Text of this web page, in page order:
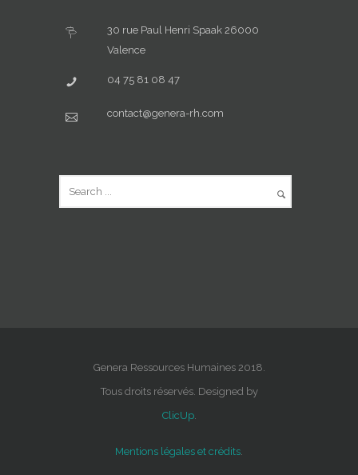
30 rue Paul Henri Spaak 26000
Valence
04 75 81 08 47
contact@genera-rh.com
Genera Ressources Humaines 2018.
Tous droits réservés. Designed by
ClicUp.
Mentions légales et crédits.